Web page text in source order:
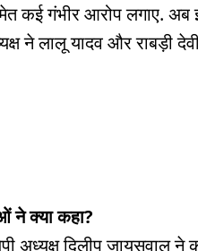
कई गंभीर आरोप लगाए. अब
ने लालू यादव और राबड़ी
ने क्या कहा?
अध्यक्ष दिलीप जायसवाल ने